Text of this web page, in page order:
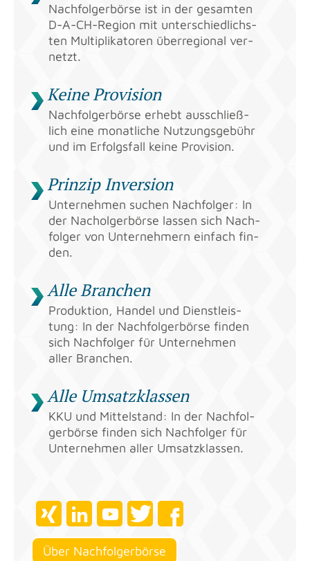
Nach­fol­ger­bör­se ist in der ge­sam­ten
D-A-CH-Re­gi­on mit un­ter­schied­lichs­
ten Mul­ti­pli­ka­to­ren über­re­gio­nal ver­
netzt.
Keine Pro­vi­si­on
Nach­fol­ger­bör­se er­hebt aus­schließ­
lich eine mo­nat­li­che Nut­zungs­ge­bühr
und im Er­folgs­fall keine Pro­vi­si­on.
Prin­zip In­ver­si­on
Un­ter­neh­men su­chen Nach­fol­ger: In
der Nachol­ger­bör­se las­sen sich Nach­
fol­ger von Un­ter­neh­mern ein­fach fin­
den.
Alle Bran­chen
Pro­duk­ti­on, Han­del und Dienst­leis­
tung: In der Nach­fol­ger­bör­se fin­den
sich Nach­fol­ger für Un­ter­neh­men
aller Bran­chen.
Alle Um­satz­klas­sen
KKU und Mit­tel­stand: In der Nach­fol­
ger­bör­se fin­den sich Nach­fol­ger für
Un­ter­neh­men aller Um­satz­klas­sen.
Über Nach­fol­ger­bör­se